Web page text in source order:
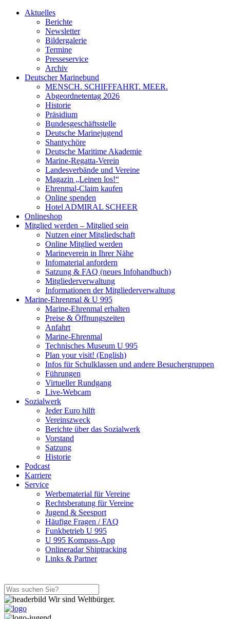
Aktuelles
Berichte
Newsletter
Bildergalerie
Termine
Presseservice
Archiv
Deutscher Marinebund
MENSCH. SCHIFFFAHRT. MEER.
Abgeordnetentag 2026
Historie
Präsidium
Bundesgeschäftsstelle
Deutsche Marinejugend
Shantychöre
Deutsche Maritime Akademie
Marine-Regatta-Verein
Landesverbände und Vereine
Magazin „Leinen los!“
Ehrenmal-Claim kaufen
Online spenden
Hotel ADMIRAL SCHEER
Onlineshop
Mitglied werden – Mitglied sein
Nutzen einer Mitgliedschaft
Online Mitglied werden
Marineverein in Ihrer Nähe
Infomaterial anfordern
Satzung & FAQ (neues Infohandbuch)
Mitgliederverwaltung
Informationen der Mitgliederverwaltung
Marine-Ehrenmal & U 995
Marine-Ehrenmal erhalten
Preise & Öffnungszeiten
Anfahrt
Marine-Ehrenmal
Technisches Museum U 995
Plan your visit! (English)
Infos für Schulklassen und andere Besuchergruppen
Führungen
Virtueller Rundgang
Live-Webcam
Sozialwerk
Jeder Euro hilft
Vereinszweck
Berichte über das Sozialwerk
Vorstand
Satzung
Historie
Podcast
Karriere
Service
Werbematerial für Vereine
Rechtsberatung für Vereine
Jugend & Seesport
Häufige Fragen / FAQ
Funkbetrieb U 995
U 995 Kompass-App
Onlineradar Shiptracking
Links & Partner
Wir sind Weltbürger.